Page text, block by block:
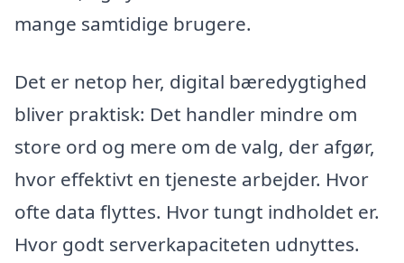
mange samtidige brugere.
Det er netop her, digital bæredygtighed
bliver praktisk: Det handler mindre om
store ord og mere om de valg, der afgør,
hvor effektivt en tjeneste arbejder. Hvor
ofte data flyttes. Hvor tungt indholdet er.
Hvor godt serverkapaciteten udnyttes.